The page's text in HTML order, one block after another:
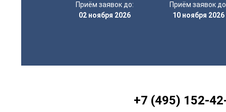
Приём заявок до:
02 ноября 2026
Приём заявок
10 ноября 2026
+7 (495) 152-